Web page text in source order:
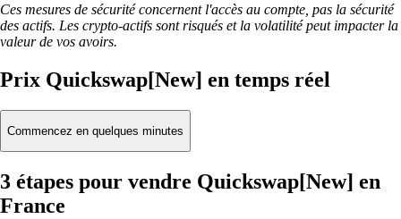
Ces mesures de sécurité concernent l'accès au compte, pas la sécurité
des actifs. Les crypto-actifs sont risqués et la volatilité peut impacter la
valeur de vos avoirs.
Prix Quickswap[New] en temps réel
Commencez en quelques minutes
3 étapes pour vendre Quickswap[New] en
France